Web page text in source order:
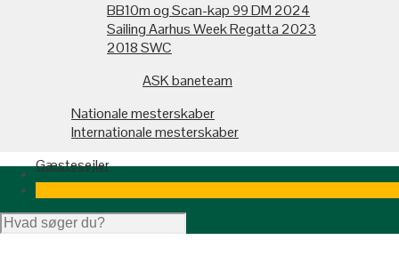
BB10m og Scan-kap 99 DM 2024
Sailing Aarhus Week Regatta 2023
2018 SWC
ASK baneteam
Nationale mesterskaber
Internationale mesterskaber
Gæstesejler